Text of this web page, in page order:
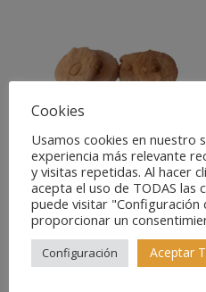
Bollos de
Almendra
5,45€ EUR
Cookies
Usamos cookies en nuestro
experiencia más relevante
y visitas repetidas. Al hacer
acepta el uso de TODAS las
puede visitar "Configuración
proporcionar un
Configuración Aceptar